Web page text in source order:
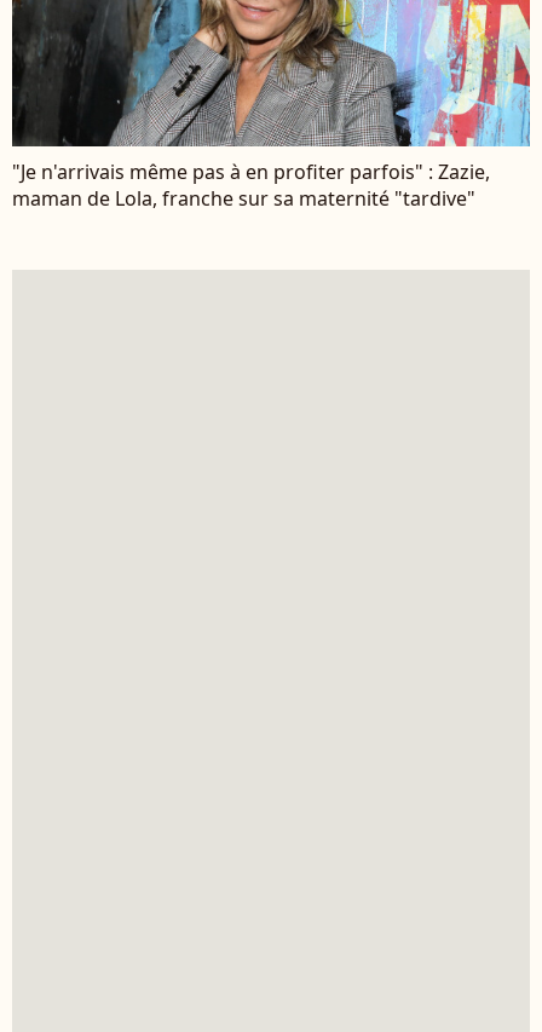
"Je n'arrivais même pas à en profiter parfois" : Zazie,
maman de Lola, franche sur sa maternité "tardive"